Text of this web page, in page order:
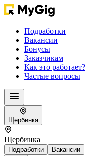
Подработки
Вакансии
Бонусы
Заказчикам
Как это работает?
Частые вопросы
Щербинка
Щербинка
Подработки
Вакансии